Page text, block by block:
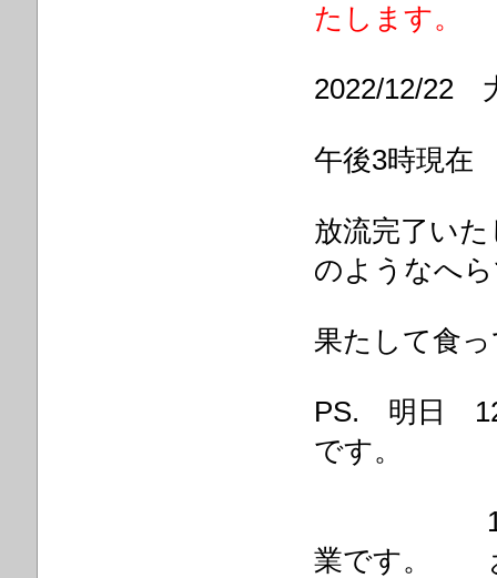
たします。
2022/12/22
午後3時現
放流完了い
のようなへ
果たして食
PS. 明日
です。
12/24（
業です。